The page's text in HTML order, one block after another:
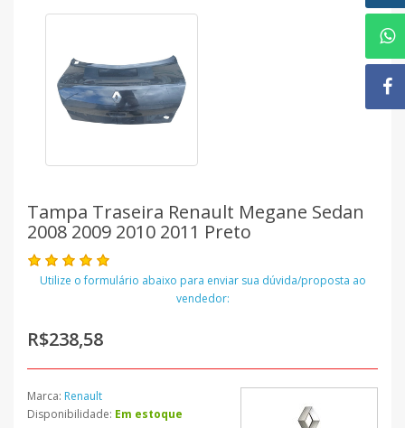
Tampa Traseira Renault Megane Sedan
2008 2009 2010 2011 Preto
Utilize o formulário abaixo para enviar sua dúvida/proposta ao
vendedor:
R$238,58
Marca: Renault
Disponibilidade: Em estoque